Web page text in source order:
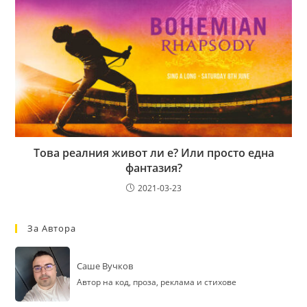
Това реалния живот ли е? Или просто една
фантазия?
2021-03-23
За Автора
Саше Вучков
Автор на код, проза, реклама и стихове